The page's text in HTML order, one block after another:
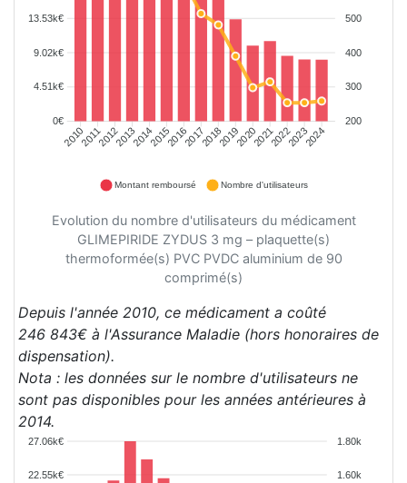
201020112012201320142015201620172018201920202021202220232024
500
400
300
200
13.53k€
9.02k€
4.51k€
0€
Montant remboursé Nombre d'utilisateurs
Evolution du nombre d'utilisateurs du médicament
GLIMEPIRIDE ZYDUS 3 mg – plaquette(s)
thermoformée(s) PVC PVDC aluminium de 90
comprimé(s)
Depuis l'année 2010, ce médicament a coûté
246 843€ à l'Assurance Maladie (hors honoraires de
dispensation).
Nota : les données sur le nombre d'utilisateurs ne
sont pas disponibles pour les années antérieures à
2014.
1.80k
1.60k
27.06k€
22.55k€